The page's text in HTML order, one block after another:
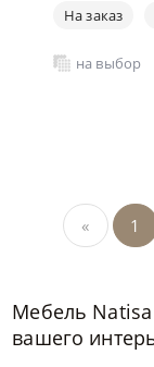
На заказ
на выбор
« 1
Мебель
вашего